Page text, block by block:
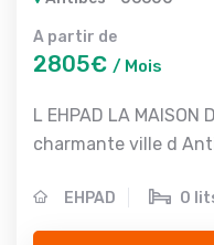
A partir de
2805€ / Mois
L EHPAD LA MAISON
charmante ville d
EHPAD 0